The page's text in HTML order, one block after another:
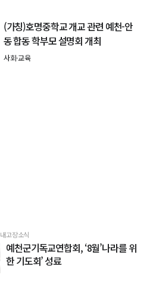
(가칭)호명중학교 개교 관련 예천-안
동 합동 학부모 설명회 개최
사회·교육
내고장소식
예천군기독교연합회, ‘8월’나라를 위
한 기도회’ 성료